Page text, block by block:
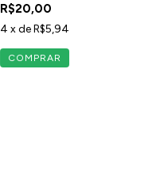
R$20,00
4 x deR$5,94